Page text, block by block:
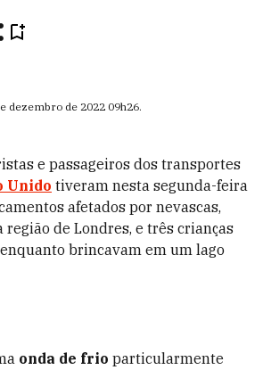
dezembro de 2022 09h26.
e passageiros dos transportes
Unido tiveram nesta segunda-feira
afetados por nevascas,
de Londres, e três crianças
brincavam em um lago
onda de frio particularmente